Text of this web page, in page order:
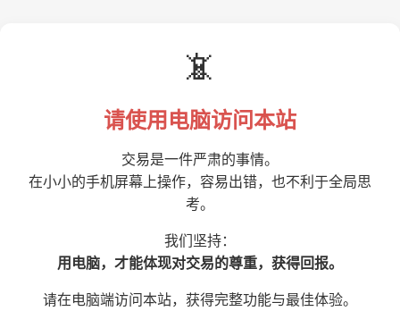
📵
请使用电脑访问本站
交易是一件严肃的事情。
在小小的手机屏幕上操作，容易出错，也不利于全局思
考。
我们坚持：
用电脑，才能体现对交易的尊重，获得回报。
请在电脑端访问本站，获得完整功能与最佳体验。